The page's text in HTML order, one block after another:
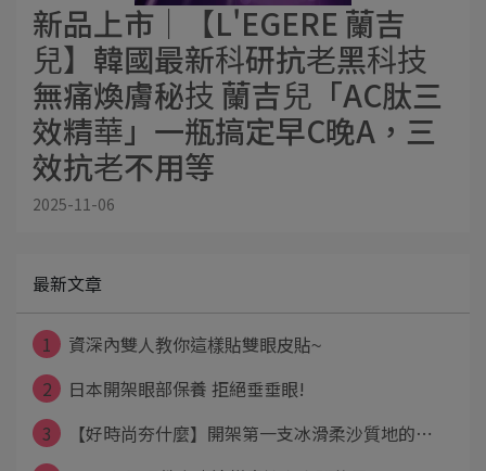
新品上市│【L'EGERE 蘭吉
兒】韓國最新科研抗老黑科技
無痛煥膚秘技 蘭吉兒「AC肽三
效精華」一瓶搞定早C晚A，三
效抗老不用等
2025-11-06
最新文章
1
資深內雙人教你這樣貼雙眼皮貼~
2
日本開架眼部保養 拒絕垂垂眼!
3
【好時尚夯什麼】開架第一支冰滑柔沙質地的⋯